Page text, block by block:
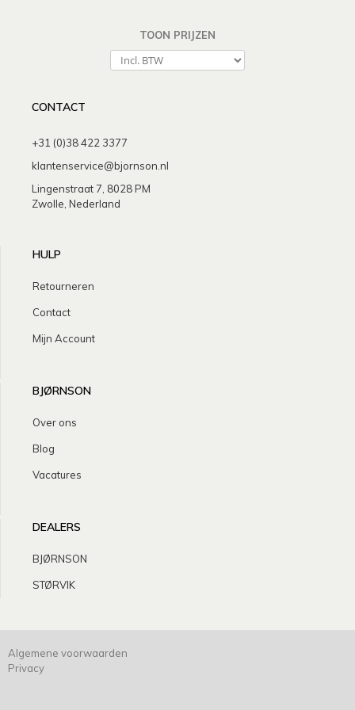
TOON PRIJZEN
CONTACT
+31 (0)38 422 3377
klantenservice@bjornson.nl
Lingenstraat 7, 8028 PM
Zwolle, Nederland
HULP
Retourneren
Contact
Mijn Account
BJØRNSON
Over ons
Blog
Vacatures
DEALERS
BJØRNSON
STØRVIK
Algemene voorwaarden
Privacy